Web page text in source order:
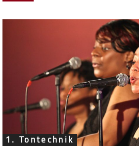
1. Tontechnik